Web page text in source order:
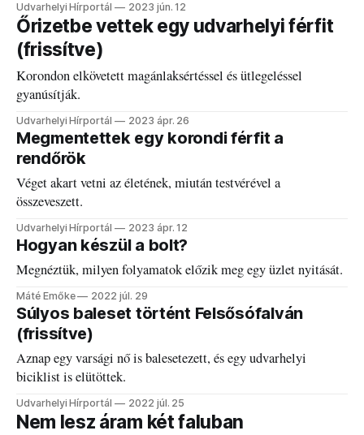
Udvarhelyi Hírportál 2023 jún. 12
Őrizetbe vettek egy udvarhelyi férfit
(frissítve)
Korondon elkövetett magánlaksértéssel és ütlegeléssel
gyanúsítják.
Udvarhelyi Hírportál 2023 ápr. 26
Megmentettek egy korondi férfit a
rendőrök
Véget akart vetni az életének, miután testvérével a
összeveszett.
Udvarhelyi Hírportál 2023 ápr. 12
Hogyan készül a bolt?
Megnéztük, milyen folyamatok előzik meg egy üzlet nyitását.
Máté Emőke 2022 júl. 29
Súlyos baleset történt Felsősófalván
(frissítve)
Aznap egy varsági nő is balesetezett, és egy udvarhelyi
biciklist is elütöttek.
Udvarhelyi Hírportál 2022 júl. 25
Nem lesz áram két faluban